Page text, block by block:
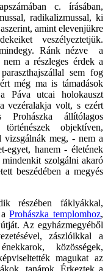
c. írásában,
radikalizmussal, ki
amint elevenjükre
veszélyeztetjük.
Ránk nézve a
a részleges érdek a
sem fog
még ma is támadások
Páva utcai holokauszt
vezéralakja volt, s ezért
állítólagos
objektíven,
vizsgálnák meg, - nem a
egyet, hanem - életének
mindenkit szolgálni akaró
beszédében a megyés
részében fáklyákkal,
aProhászka templomhoz,
Az egyházmegyéből
zászlóikkal a
közösségek,
magukat az
tanárok. Érkeztek a